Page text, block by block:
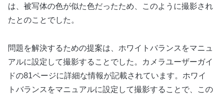
は、被写体の色が似た色だったため、このように撮影され
たとのことでした。
問題を解決するための提案は、ホワイトバランスをマニュ
アルに設定して撮影することでした。カメラユーザーガイ
ドの81ページに詳細な情報が記載されています。ホワイ
トバランスをマニュアルに設定して撮影することで、この